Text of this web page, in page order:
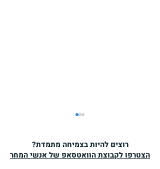
רוצים להיות בצמיחה מתמדת?
הצטרפו לקבוצת הוואטסאפ של אנשי המחר